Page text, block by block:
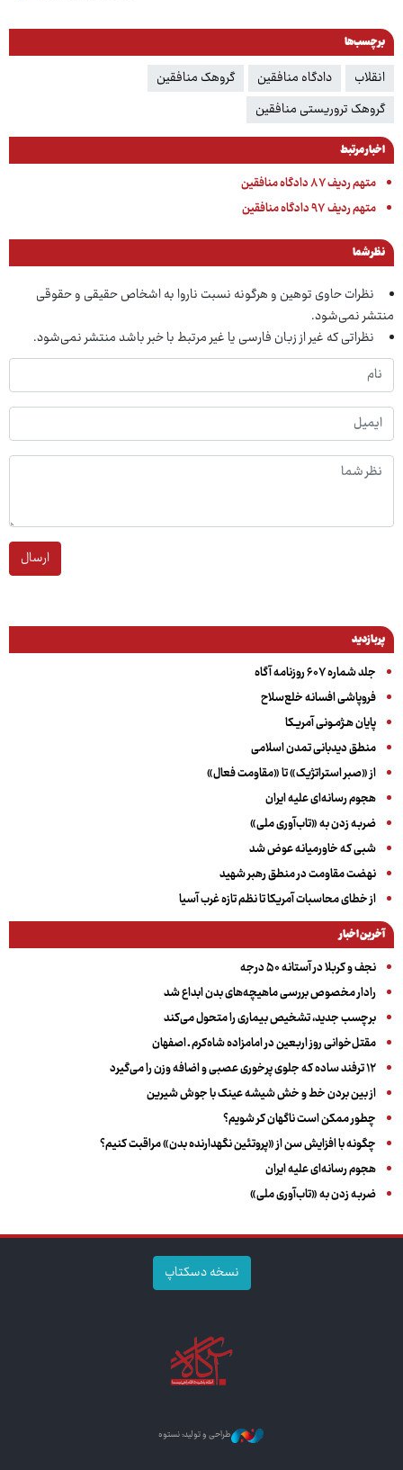
برچسب‌ها
انقلاب دادگاه منافقین
گروهک منافقین
گروهک تروریستی منافقین
اخبار مرتبط
متهم ردیف ۸۷ دادگاه منافقین
متهم ردیف ۹۷ دادگاه منافقین
نظر شما
نظرات حاوی توهین و هرگونه نسبت ناروا به اشخاص حقیقی و حقوقی
منتشر نمی‌شود.
نظراتی که غیر از زبان فارسی یا غیر مرتبط با خبر باشد منتشر نمی‌شود.
ارسال
پربازدید
جلد شماره ۶۰۷ روزنامه آگاه
فروپاشی افسانه خلع‌سلاح
پایان هـژمـونی آمریـکا
منطق دیدبانی تمدن اسلامی
از «صبر استراتژیک» تا «مقاومت فعال»
هجوم رسانه‌ای علیه ایران
ضربه زدن به «تاب‌آوری ملی»
شبی که خاورمیانه عوض شد
نهضت مقاومت در منطق رهبر شهید
از خطای محاسبات آمریکا تا نظم تازه غرب آسیا
آخرین اخبار
نجف و کربلا در آستانه ۵۰ درجه
رادار مخصوص بررسی ماهیچه‌های بدن ابداع شد
برچسب جدید، تشخیص بیماری را متحول می‌کند
مقتل‌خوانی روز اربعین در امامزاده شاه‌کرم ـ اصفهان
۱۲ ترفند ساده که جلوی پرخوری عصبی و اضافه ‌وزن را می‌گیرد
از بین بردن خط و خش شیشه عینک با جوش شیرین
چطور ممکن است ناگهان کر شویم؟
چگونه با افزایش سن از «پروتئین نگهدارنده بدن» مراقبت کنیم؟
هجوم رسانه‌ای علیه ایران
ضربه زدن به «تاب‌آوری ملی»
نسخه دسکتاپ
طراحی و تولید: نستوه